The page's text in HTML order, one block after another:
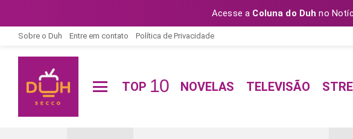
Acesse a Coluna do Duh no
Sobre o Duh Entre em contato Política de Privacidade
TOP 10 NOVELAS TELEVISÃO